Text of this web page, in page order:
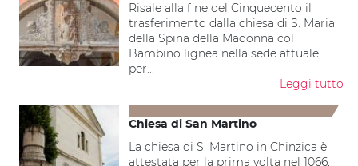
Risale alla fine del Cinquecento il
trasferimento dalla chiesa di S. Maria
della Spina della Madonna col
Bambino lignea nella sede attuale,
per...
Leggi tutto
Chiesa di San Martino
La chiesa di S. Martino in Chinzica è
attestata per la prima volta nel 1066,